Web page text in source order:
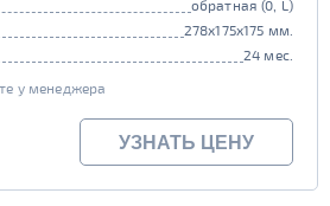
обратная (0, L)
278x175x175 мм.
24 мес.
у менеджера
УЗНАТЬ ЦЕНУ